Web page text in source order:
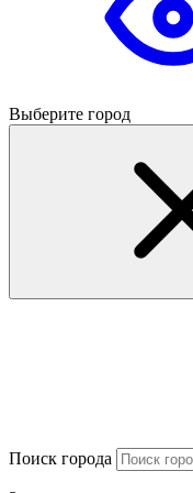
Выберите город
Поиск города